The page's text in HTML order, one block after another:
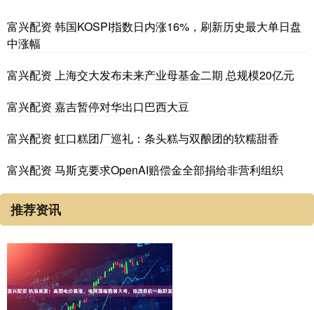
富兴配资 韩国KOSPI指数日内涨16%，刷新历史最大单日盘
中涨幅
富兴配资 上海交大发布未来产业母基金二期 总规模20亿元
富兴配资 嘉吉暂停对华出口巴西大豆
富兴配资 虹口糕团厂巡礼：条头糕与双酿团的软糯甜香
富兴配资 马斯克要求OpenAI赔偿金全部捐给非营利组织
推荐资讯